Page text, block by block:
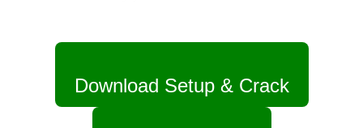
Download Setup & Crack